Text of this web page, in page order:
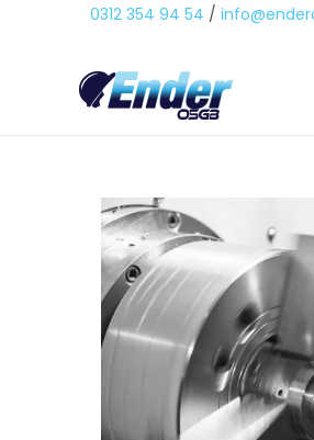
0312 354 94 54 /